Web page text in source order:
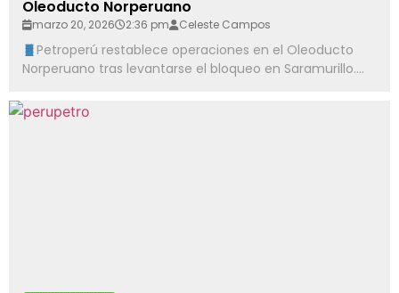
Oleoducto Norperuano
marzo 20, 2026 2:36 pm Celeste Campos
Petroperú restablece operaciones en el Oleoducto
Norperuano tras levantarse el bloqueo en Saramurillo....